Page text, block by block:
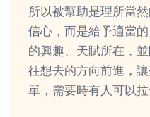
所以被幫助是理所當
信心，而是給予適當
的興趣、天賦所在，
往想去的方向前進，
單，需要時有人可以拉